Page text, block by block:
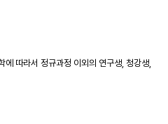
에 따라서 정규과정 이외의 연구생, 청강생,